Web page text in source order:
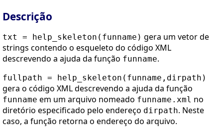
Descrição
txt = help_skeleton(funname) gera um vetor de
strings contendo o esqueleto do código XML
descrevendo a ajuda da função funname.
fullpath = help_skeleton(funname,dirpath)
gera o código XML descrevendo a ajuda da função
funname em um arquivo nomeado funname.xml no
diretório especificado pelo endereço dirpath. Neste
caso, a função retorna o endereço do arquivo.